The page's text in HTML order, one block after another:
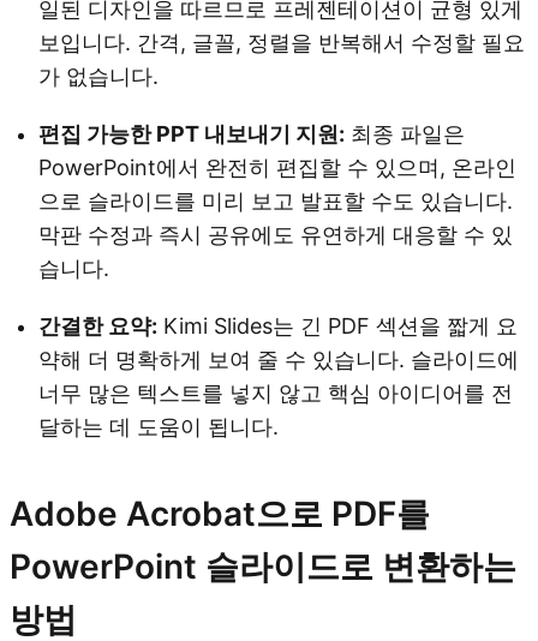
일된 디자인을 따르므로 프레젠테이션이 균형 있게
보입니다. 간격, 글꼴, 정렬을 반복해서 수정할 필요
가 없습니다.
편집 가능한 PPT 내보내기 지원: 최종 파일은
PowerPoint에서 완전히 편집할 수 있으며, 온라인
으로 슬라이드를 미리 보고 발표할 수도 있습니다.
막판 수정과 즉시 공유에도 유연하게 대응할 수 있
습니다.
간결한 요약: Kimi Slides는 긴 PDF 섹션을 짧게 요
약해 더 명확하게 보여 줄 수 있습니다. 슬라이드에
너무 많은 텍스트를 넣지 않고 핵심 아이디어를 전
달하는 데 도움이 됩니다.
Adobe Acrobat으로 PDF를
PowerPoint 슬라이드로 변환하는
방법